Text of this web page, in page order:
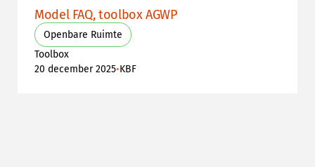
Model FAQ, toolbox AGWP
Openbare Ruimte
Toolbox
20 december 2025•KBF